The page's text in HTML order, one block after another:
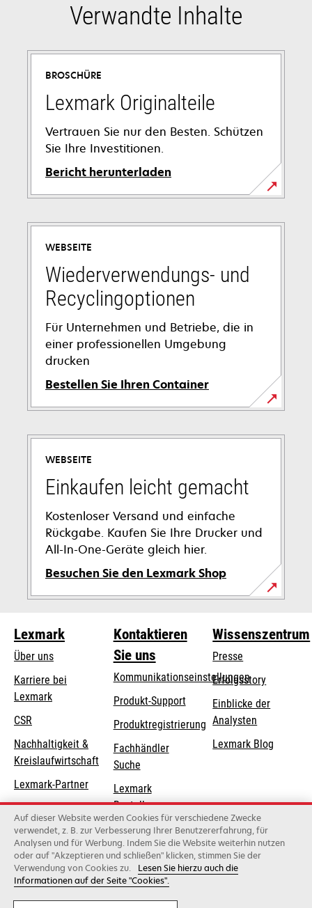
Verwandte Inhalte
BROSCHÜRE
Lexmark Originalteile
Vertrauen Sie nur den Besten. Schützen
Sie Ihre Investitionen.
Bericht herunterladen
wird
in
neuen
Registerkarte
geöffnet
WEBSEITE
Wiederverwendungs- und
Recyclingoptionen
Für Unternehmen und Betriebe, die in
einer professionellen Umgebung
drucken
Bestellen Sie Ihren Container
wird
in
neuen
Registerkarte
geöffnet
WEBSEITE
Einkaufen leicht gemacht
Kostenloser Versand und einfache
Rückgabe. Kaufen Sie Ihre Drucker und
All-In-One-Geräte gleich hier.
Besuchen Sie den Lexmark Shop
Lexmark
Über uns
Karriere bei
Lexmark
CSR
Nachhaltigkeit &
Kreislaufwirtschaft
Lexmark-Partner
Kontaktieren
Sie uns
Kommunikationseinstellungen
wird
in
einer
neuen
Registerkarte
geöffnet
Produkt-Supportwird
einer
neuen
Produktregistrierung
Fachhändler
Suche
Lexmark
Bestellungen
Lexmark
Distributoren
Wissenszentrum
Presse
Erfolgsstory
Einblicke der
Analysten
Lexmark Blog
Lexmark International, Inc., ein Unternehmen von Xerox
©2026 Alle Rechte vorbehalten.
Auf dieser Website werden Cookies für verschiedene Zwecke
verwendet, z. B. zur Verbesserung Ihrer Benutzererfahrung, für
Analysen und für Werbung. Indem Sie die Website weiterhin nutzen
oder auf "Akzeptieren und schließen" klicken, stimmen Sie der
Verwendung von Cookies zu.
Lesen Sie hierzu auch die
Informationen auf der Seite "Cookies".